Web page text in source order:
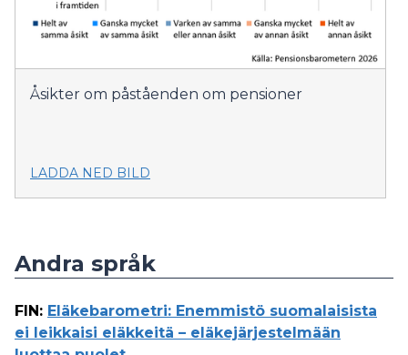
Åsikter om påståenden om pensioner
LADDA NED BILD
Andra språk
FIN: Eläkebarometri: Enemmistö suomalaisista
ei leikkaisi eläkkeitä – eläkejärjestelmään